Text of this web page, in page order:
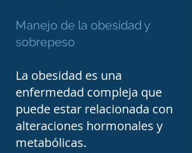
Antes de iniciar cualquier
tratamiento, el
historia clínica completa,
exploración física y solicita
estudios de laboratorio
especializados para
Manejo de la obesidad y
sobrepeso
La obesidad es una
enfermedad compleja que
puede estar relacionada con
alteraciones hormonales y
metabólicas.